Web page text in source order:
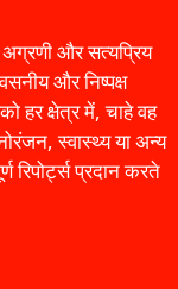
और सत्यप्रिय
और निष्पक्ष
हर क्षेत्र में, चाहे वह
स्वास्थ्य या अन्य
रिपोर्ट्स प्रदान करते